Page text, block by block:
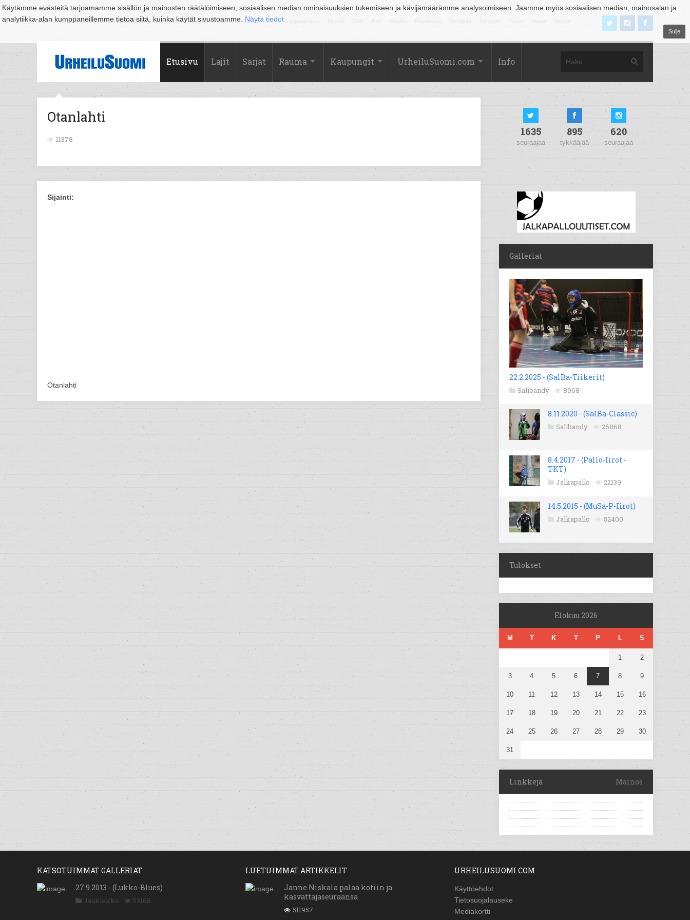
Käytämme evästeitä tarjoamamme sisällön ja mainosten räätälöimiseen, sosiaalisen median ominaisuuksien tukemiseen ja kävijämäärämme analysoimiseen. Jaamme myös sosiaalisen median, mainosalan ja
analytiikka-alan kumppaneillemme tietoa siitä, kuinka käytät sivustoamme. Näytä tiedot
Sulje
Suomi Espoo Helsinki Hämeenlinna Joensuu Jyväskylä Kouvola Kuopio Lahti
Etusivu Lajit Sarjat Rauma Kaupungit UrheiluSuomi.com Info
Otanlahti
11378
Sijainti:
Otanlahti
1635
seuraajaa
895
tykkääjää
620
seuraajaa
Galleriat
22.2.2025 - (SalBa-Tiikerit)
Salibandy 8968
8.11.2020 - (SalBa-Classic)
Salibandy 26868
8.4.2017 - (Pallo-Iirot -
TKT)
Jalkapallo 22139
14.5.2015 - (MuSa-P-Iirot)
Jalkapallo 52400
Tulokset
Elokuu 2026
M T K T P L S
1 2
3 4 5 6 7 8 9
10 11 12 13 14 15 16
17 18 19 20 21 22 23
24 25 26 27 28 29 30
31
Linkkejä Mainos
KATSOTUIMMAT GALLERIAT
27.9.2013 - (Lukko-Blues)
Jääkiekko 53168
LUETUIMMAT ARTIKKELIT
Janne Niskala palaa kotiin ja
kasvattajaseuraansa
511957
URHEILUSUOMI.COM
Käyttöehdot
Tietosuojalauseke
Mediakortti